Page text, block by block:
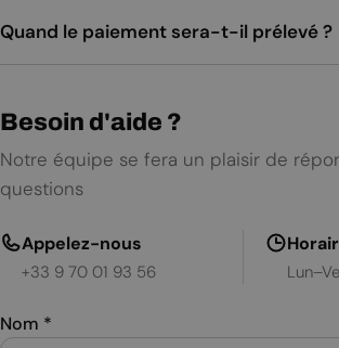
Quand le paiement sera-t-il prélevé ?
Besoin d'aide ?
Notre équipe se fera un plaisir de
questions
Appelez-nous
+33 9 70 01 93 56
Nom *